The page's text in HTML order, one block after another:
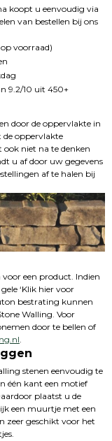
koopt u eenvoudig via
van bestellen bij ons
voorraad)
9.2/10 uit 450+
door de oppervlakte in
oppervlakte
ook niet na te denken
u af door uw gegevens
af te halen bij
een product. Indien
‘Klik hier voor
bestrating kunnen
Walling. Voor
door te bellen of
stenen eenvoudig te
één kant een motief
plaatst u de
een muurtje met een
zeer geschikt voor het